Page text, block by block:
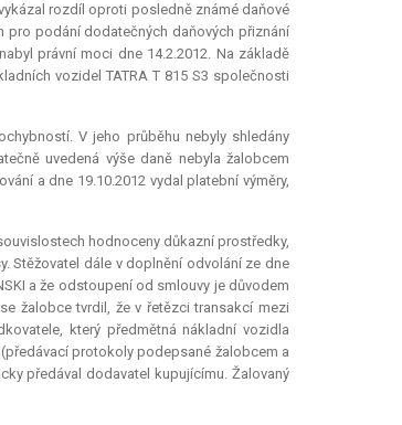
rozdíl oproti posledně známé daňové
pro podání dodatečných daňových přiznání
právní moci dne 14.2.2012. Na základě
vozidel TATRA T 815 S3 společnosti
V jeho průběhu nebyly shledány
uvedená výše daně nebyla žalobcem
a dne 19.10.2012 vydal platební výměry,
hodnoceny důkazní prostředky,
Stěžovatel dále v doplnění odvolání ze dne
a že odstoupení od smlouvy je důvodem
žalobce tvrdil, že v řetězci transakcí mezi
který předmětná nákladní vozidla
protokoly podepsané žalobcem a
předával dodavatel kupujícímu. Žalovaný